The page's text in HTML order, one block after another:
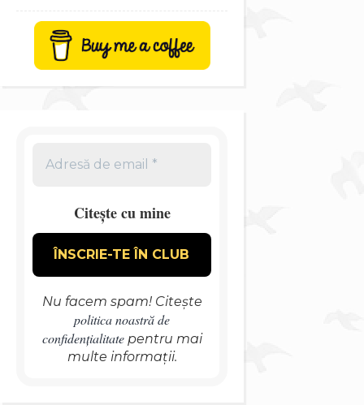
Citește cu mine
Nu facem spam! Citește
politica noastră de
confidențialitatepentru mai
multe informații.